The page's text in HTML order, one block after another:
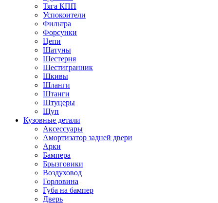
Тяга КПП
Успокоители
Фильтра
Форсунки
Цепи
Шатуны
Шестерня
Шестигранник
Шкивы
Шланги
Штанги
Штуцеры
Щуп
Кузовные детали
Аксессуары
Амортизатор задней двери
Арки
Бампера
Брызговики
Воздуховод
Горловина
Губа на бампер
Дверь